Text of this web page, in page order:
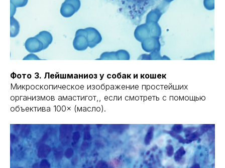
Фото 3. Лейшманиоз у собак и кошек
Микроскопическое изображение простейших
организмов амастигот,, если смотреть с помощью
объектива 100× (масло).